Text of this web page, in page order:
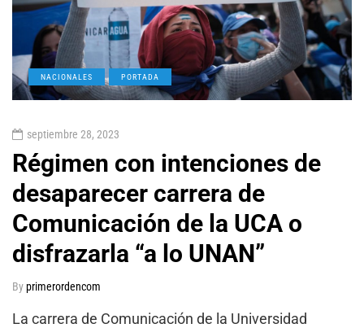
NACIONALES PORTADA
septiembre 28, 2023
Régimen con intenciones de
desaparecer carrera de
Comunicación de la UCA o
disfrazarla “a lo UNAN”
Byprimerordencom
La carrera de Comunicación de la Universidad